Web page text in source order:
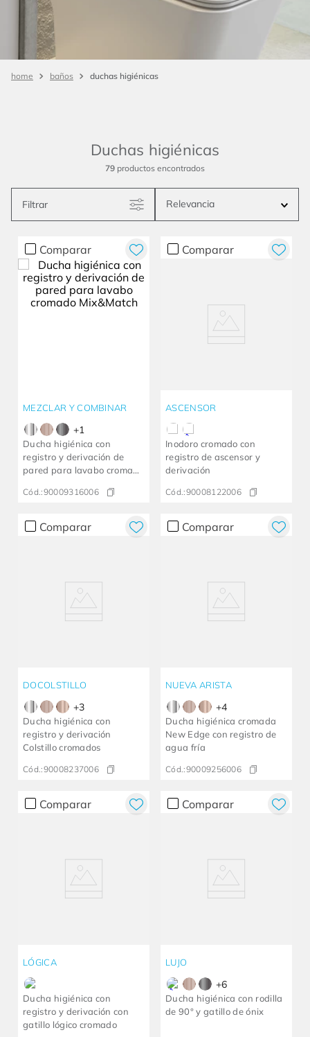
baños duchas higiénicas
Duchas higiénicas
79 productos
Filtrar Relevancia
Comparar
MEZCLAR Y COMBINAR
+1
Ducha higiénica con
registro y derivación de
pared para lavabo cromado
Cód.:90009316006
Comparar
ASCENSOR
Inodoro cromado con
registro de ascensor y
derivación
Cód.:90008122006
Comparar
DOCOLSTILLO
+3
Ducha higiénica con
registro y derivación
Colstillo cromados
Cód.:90008237006
Comparar
NUEVA ARISTA
+4
Ducha higiénica cromada
New Edge con registro de
agua fría
Cód.:90009256006
Comparar
LÓGICA
Ducha higiénica con
registro y derivación con
gatillo lógico cromado
Comparar
LUJO
+6
Ducha higiénica con rodilla
de 90° y gatillo de ónix